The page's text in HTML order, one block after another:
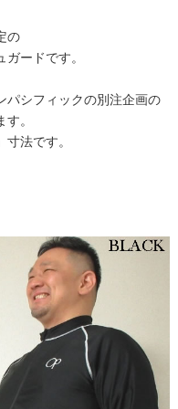
の
ードです。
パシフィックの別注企画の
。
法です。